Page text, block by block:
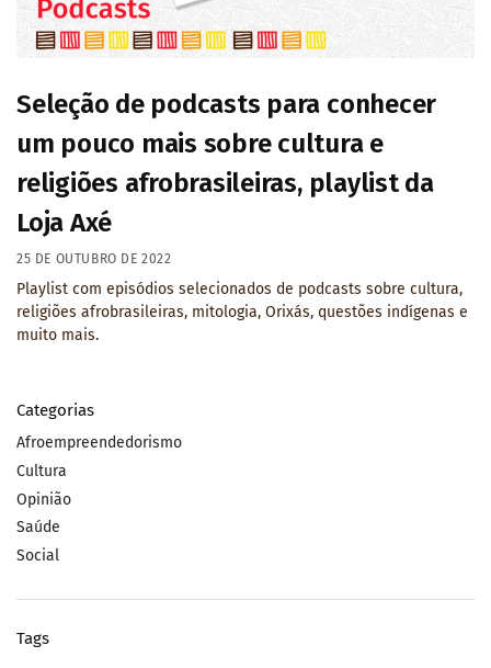
Seleção de podcasts para conhecer
um pouco mais sobre cultura e
religiões afrobrasileiras, playlist da
Loja Axé
25 DE OUTUBRO DE 2022
Playlist com episódios selecionados de podcasts sobre cultura,
religiões afrobrasileiras, mitologia, Orixás, questões indígenas e
muito mais.
Categorias
Afroempreendedorismo
Cultura
Opinião
Saúde
Social
Tags